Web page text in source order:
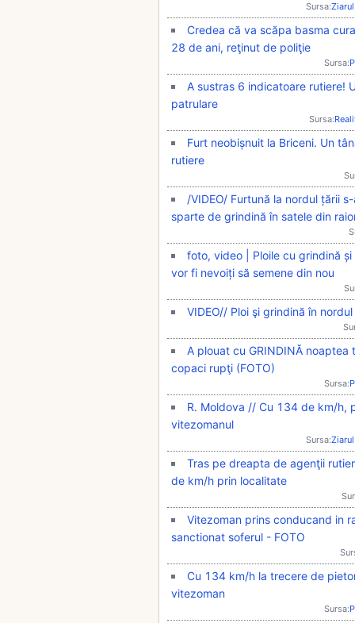
Sursa:
Credea că va scăpa basma
28 de ani, reţinut de poliţie
Sursa:
A sustras 6 indicatoare rutiere!
patrulare
Sursa:
Furt neobișnuit la Briceni. Un
rutiere
/VIDEO/ Furtună la nordul țării
sparte de grindină în satele din
foto, video | Ploile cu grindină
vor fi nevoiți să semene din nou
VIDEO// Ploi şi grindină în
A plouat cu GRINDINĂ
copaci rupţi (FOTO)
Sursa:
R. Moldova // Cu 134 de km/h,
vitezomanul
Sursa:
Tras pe dreapta de agenţii
de km/h prin localitate
Vitezoman prins conducand in
sanctionat soferul - FOTO
Cu 134 km/h la trecere de
vitezoman
Sursa: